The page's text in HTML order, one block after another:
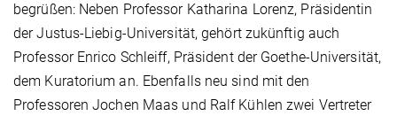
begrüßen: Neben Professor Katharina Lorenz, Präsidentin
der Justus-Liebig-Universität, gehört zukünftig auch
Professor Enrico Schleiff, Präsident der Goethe-Universität,
dem Kuratorium an. Ebenfalls neu sind mit den
Professoren Jochen Maas und Ralf Kühlen zwei Vertreter